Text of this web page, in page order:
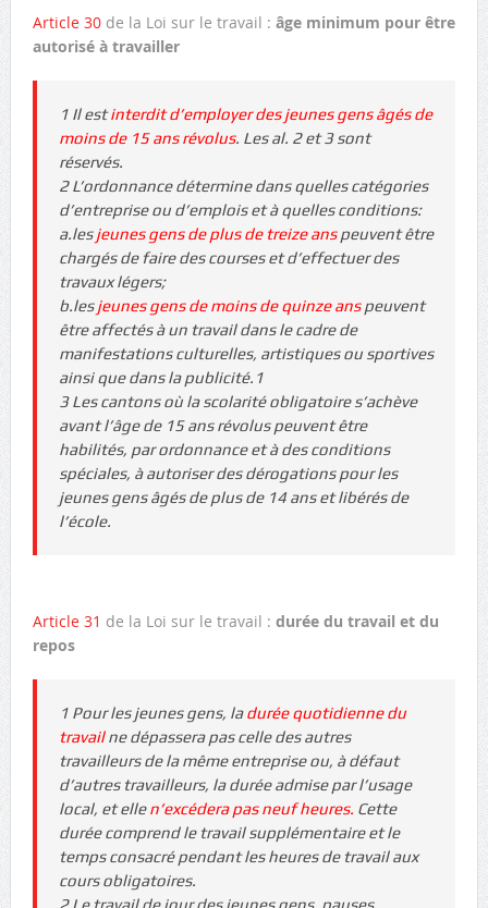
Article 30de la Loi sur le travail : âge minimum pour être
autorisé à travailler
1 Il estinterdit d’employer des jeunes gens âgés de
moins de 15 ans révolus. Les al. 2 et 3 sont
réservés.
2 L’ordonnance détermine dans quelles catégories
d’entreprise ou d’emplois et à quelles conditions:
a.lesjeunes gens de plus de treize anspeuvent être
chargés de faire des courses et d’effectuer des
travaux légers;
b.lesjeunes gens de moins de quinze anspeuvent
être affectés à un travail dans le cadre de
manifestations culturelles, artistiques ou sportives
ainsi que dans la publicité.1
3 Les cantons où la scolarité obligatoire s’achève
avant l’âge de 15 ans révolus peuvent être
habilités, par ordonnance et à des conditions
spéciales, à autoriser des dérogations pour les
jeunes gens âgés de plus de 14 ans et libérés de
l’école.
Article 31 de la Loi sur le travail : durée du travail et du
repos
1 Pour les jeunes gens, ladurée quotidienne du
travailne dépassera pas celle des autres
travailleurs de la même entreprise ou, à défaut
d’autres travailleurs, la durée admise par l’usage
local, et ellen’excédera pas neuf heures. Cette
durée comprend le travail supplémentaire et le
temps consacré pendant les heures de travail aux
cours obligatoires.